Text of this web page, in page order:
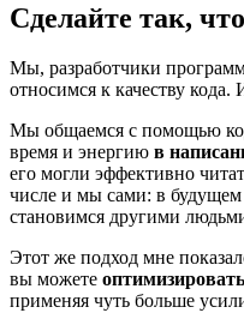
Сделайте так,
Мы, разработчики
относимся к качеству
Мы общаемся с помощью
время и энергию в
его могли эффективно
числе и мы сами: в
становимся другими
Этот же подход мне
вы можете
применяя чуть больше